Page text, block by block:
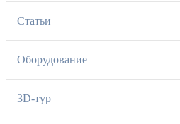
Статьи
Оборудование
3D-тур